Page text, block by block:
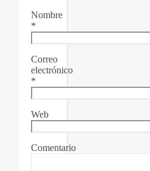
Nombre
*
Correo
electrónico
*
Web
Comentario